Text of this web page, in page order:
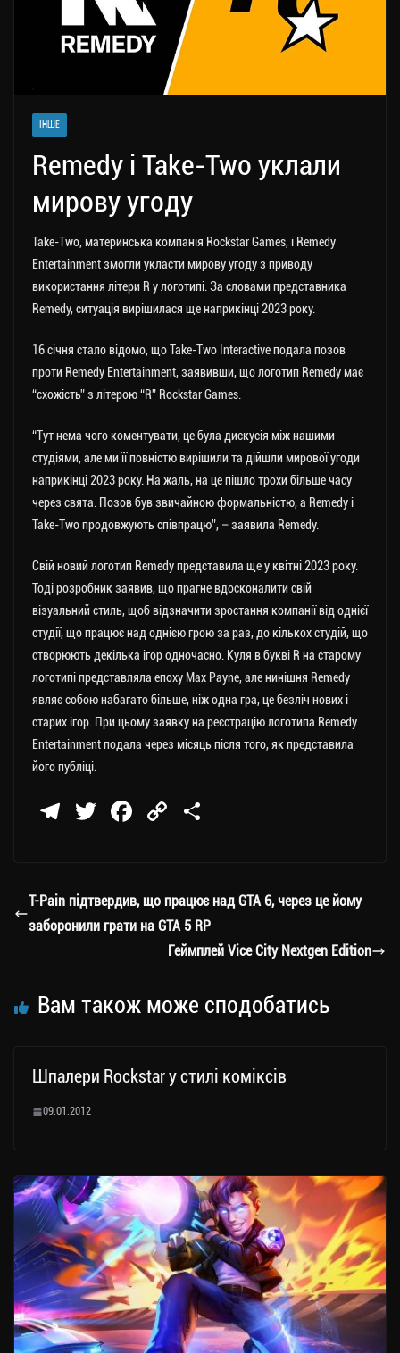
ІНШЕ
Remedy і Take-Two уклали
мирову угоду
Take-Two, материнська компанія Rockstar Games, і Remedy
Entertainment змогли укласти мирову угоду з приводу
використання літери R у логотипі. За словами представника
Remedy, ситуація вирішилася ще наприкінці 2023 року.
16 січня стало відомо, що Take-Two Interactive подала позов
проти Remedy Entertainment, заявивши, що логотип Remedy має
“схожість” з літерою “R” Rockstar Games.
“Тут нема чого коментувати, це була дискусія між нашими
студіями, але ми її повністю вирішили та дійшли мирової угоди
наприкінці 2023 року. На жаль, на це пішло трохи більше часу
через свята. Позов був звичайною формальністю, а Remedy і
Take-Two продовжують співпрацю”, – заявила Remedy.
Свій новий логотип Remedy представила ще у квітні 2023 року.
Тоді розробник заявив, що прагне вдосконалити свій
візуальний стиль, щоб відзначити зростання компанії від однієї
студії, що працює над однією грою за раз, до кількох студій, що
створюють декілька ігор одночасно. Куля в букві R на старому
логотипі представляла епоху Max Payne, але нинішня Remedy
являє собою набагато більше, ніж одна гра, це безліч нових і
старих ігор. При цьому заявку на реєстрацію логотипа Remedy
Entertainment подала через місяць після того, як представила
його публіці.
Te
a
m
T
er
Fa
ok
C
Li
nk
ли
ти
ся
T-Pain підтвердив, що працює над GTA 6, через це йому
заборонили грати на GTA 5 RP
Геймплей Vice City Nextgen Edition
Вам також може сподобатись
Шпалери Rockstar у стилі коміксів
09.01.2012